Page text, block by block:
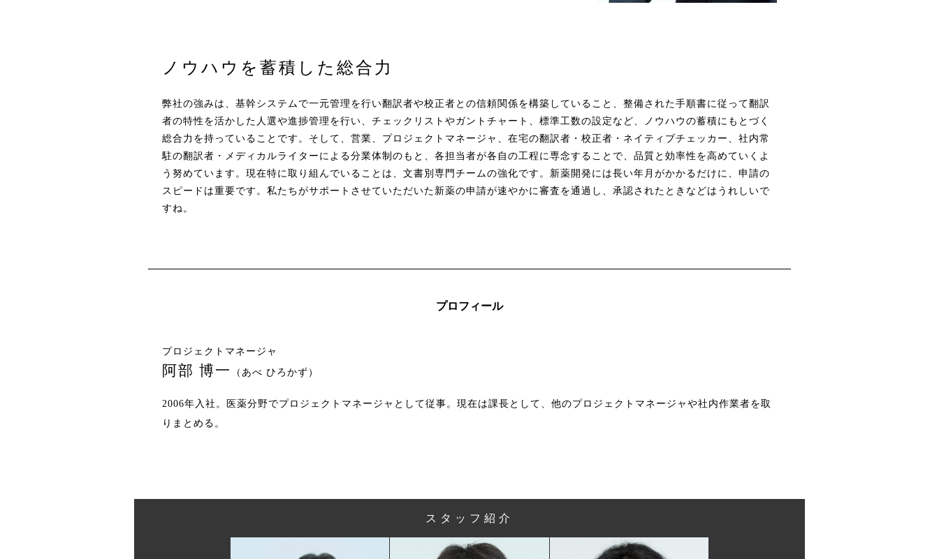
ノウハウを蓄積した総合力
弊社の強みは、基幹システムで一元管理を行い翻訳者や校正者との信頼関係を構築していること、整備された手順書に従って翻訳
者の特性を活かした人選や進捗管理を行い、チェックリストやガントチャート、標準工数の設定など、ノウハウの蓄積にもとづく
総合力を持っていることです。そして、営業、プロジェクトマネージャ、在宅の翻訳者・校正者・ネイティブチェッカー、社内常
駐の翻訳者・メディカルライターによる分業体制のもと、各担当者が各自の工程に専念することで、品質と効率性を高めていくよ
う努めています。現在特に取り組んでいることは、文書別専門チームの強化です。新薬開発には長い年月がかかるだけに、申請の
スピードは重要です。私たちがサポートさせていただいた新薬の申請が速やかに審査を通過し、承認されたときなどはうれしいで
すね。
プロフィール
プロジェクトマネージャ
阿部 博一 （あべ ひろかず）
2006年入社。医薬分野でプロジェクトマネージャとして従事。現在は課長として、他のプロジェクトマネージャや社内作業者を取
りまとめる。
スタッフ紹介